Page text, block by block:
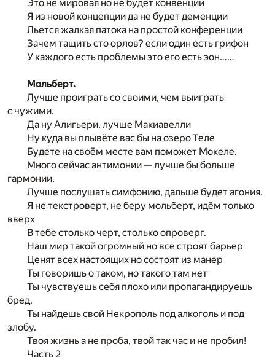
Это не мировая но не будет конвенции
Я из новой концепции да не будет деменции
Льется жалкая патока на простой конференции
Зачем тащить сто орлов? если один есть грифон
У каждого есть проблемы это его есть эон……
Мольберт.
Лучше проиграть со своими, чем выиграть
с чужими.
Да ну Алигьери, лучше Макиавелли
Ну куда вы плывёте вас бы на озеро Теле
Будете на своём месте вам поможет Мокеле.
Много сейчас антимонии — лучше бы больше
гармонии,
Лучше послушать симфонию, дальше будет агония.
Я не текстроверт, не беру мольберт, идём только
вверх
В тебе столько черт, столько опроверг.
Наш мир такой огромный но все строят барьер
Ценят всех настоящих но состоят из манер
Ты говоришь о таком, но такого там нет
Ты чувствуешь себя плохо или пропагандируешь
бред.
Ты найдешь свой Некрополь под алкоголь и под
злобу.
Твоя жизнь а не проба, твой так час и не пробил!
Часть 2